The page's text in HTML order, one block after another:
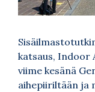
katsaus, Indoor
viime kesänä
aihepiiriltään ja